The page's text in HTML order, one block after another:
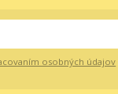
osobných údajov